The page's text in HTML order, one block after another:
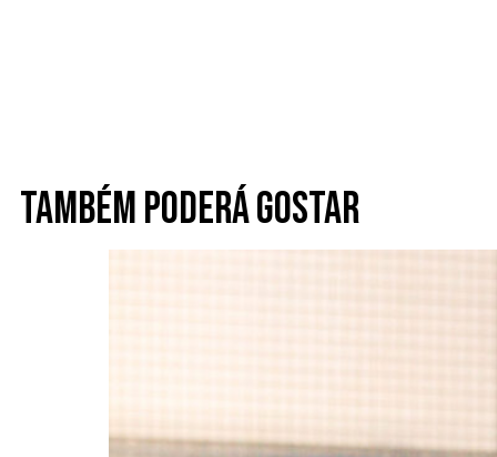
Também poderá gostar